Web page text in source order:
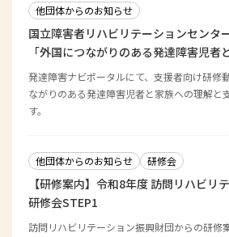
他団体からのお知らせ
国立障害者リハビリテーションセンター 研修動画シリー
「外国につながりのある発達障害児者
援」
発達障害ナビポータルにて、支援者向け研修
ながりのある発達障害児者と家族への理解と
す。
他団体からのお知らせ 研修会
【研修案内】令和8年度 訪問リハビリ
研修会STEP1
訪問リハビリテーション振興財団からの研修